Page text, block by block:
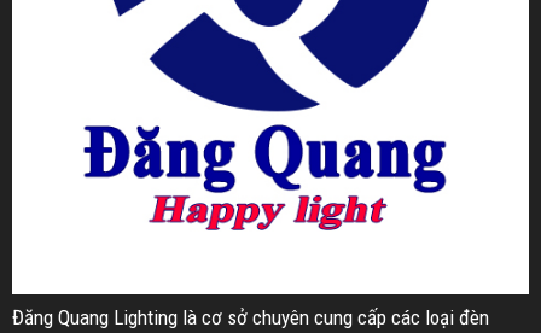
Đăng Quang Lighting là cơ sở chuyên cung cấp các loại đèn